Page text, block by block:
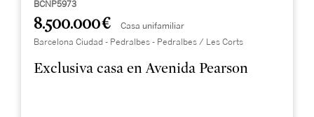
BCNP5973
8.500.000 € Casa unifamiliar
Barcelona Ciudad - Pedralbes - Pedralbes / Les Corts
Exclusiva casa en Avenida Pearson